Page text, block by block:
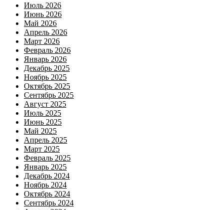
Июль 2026
Июнь 2026
Май 2026
Апрель 2026
Март 2026
Февраль 2026
Январь 2026
Декабрь 2025
Ноябрь 2025
Октябрь 2025
Сентябрь 2025
Август 2025
Июль 2025
Июнь 2025
Май 2025
Апрель 2025
Март 2025
Февраль 2025
Январь 2025
Декабрь 2024
Ноябрь 2024
Октябрь 2024
Сентябрь 2024